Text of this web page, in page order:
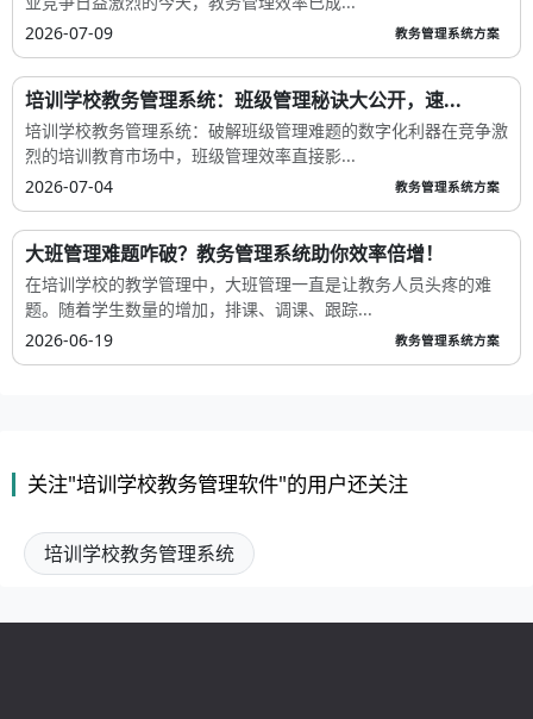
2026-07-09
教务管理系统方案
培训学校教务管理系统：班级管理秘诀大公开，速...
培训学校教务管理系统：破解班级管理难题的数字化利器在竞争激
烈的培训教育市场中，班级管理效率直接影...
2026-07-04
教务管理系统方案
大班管理难题咋破？教务管理系统助你效率倍增！
在培训学校的教学管理中，大班管理一直是让教务人员头疼的难
题。随着学生数量的增加，排课、调课、跟踪...
2026-06-19
教务管理系统方案
关注"培训学校教务管理软件"的用户还关注
培训学校教务管理系统